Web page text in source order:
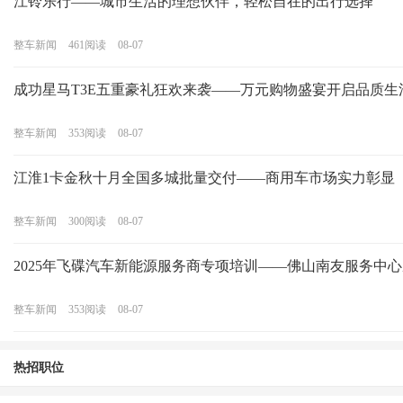
整车新闻 461阅读 08-07
成功星马T3E五重豪礼狂欢来袭——万元购物盛宴开启品质生
整车新闻 353阅读 08-07
江淮1卡金秋十月全国多城批量交付——商用车市场实力彰显
整车新闻 300阅读 08-07
2025年飞碟汽车新能源服务商专项培训——佛山南友服务中
整车新闻 353阅读 08-07
热招职位